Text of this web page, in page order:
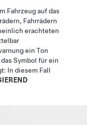
Fahrzeug auf das
Fahrrädern
erachteten
ein Ton
das Symbol für ein
In diesem Fall